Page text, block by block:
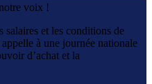
voix !
salaires et les conditions de
à une journée nationale
d’achat et la